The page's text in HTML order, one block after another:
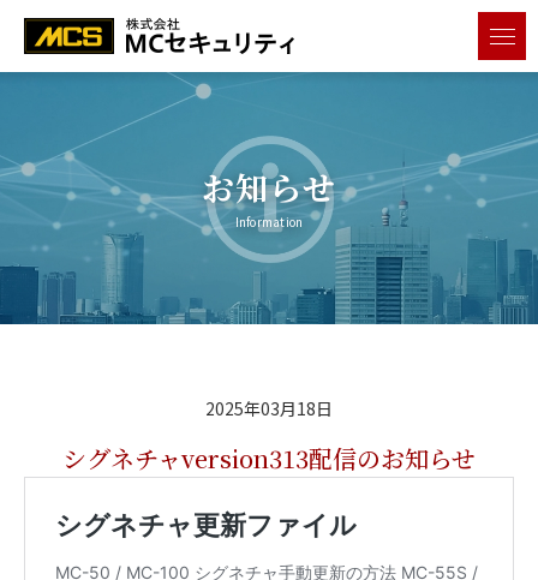
メニ
お知らせ
Information
2025年03月18日
シグネチャversion313配信のお知らせ